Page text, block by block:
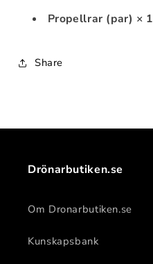
Propellrar (par) × 1
Share
Drönarbutiken.se
Om Dronarbutiken.se
Kunskapsbank